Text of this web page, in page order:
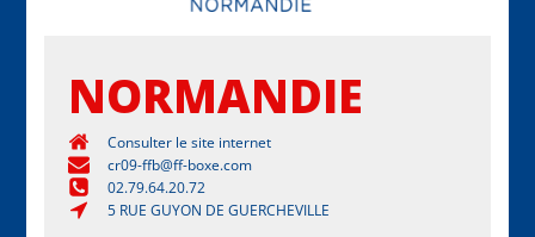
NORMANDIE
Consulter le site internet
cr09-ffb@ff-boxe.com
02.79.64.20.72
5 RUE GUYON DE GUERCHEVILLE